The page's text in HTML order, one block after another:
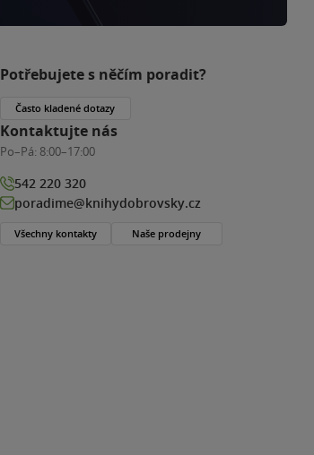
Potřebujete s něčím poradit?
Často kladené dotazy
Kontaktujte nás
Po–Pá: 8:00–17:00
542 220 320
poradime@knihydobrovsky.cz
Všechny kontakty Naše prodejny